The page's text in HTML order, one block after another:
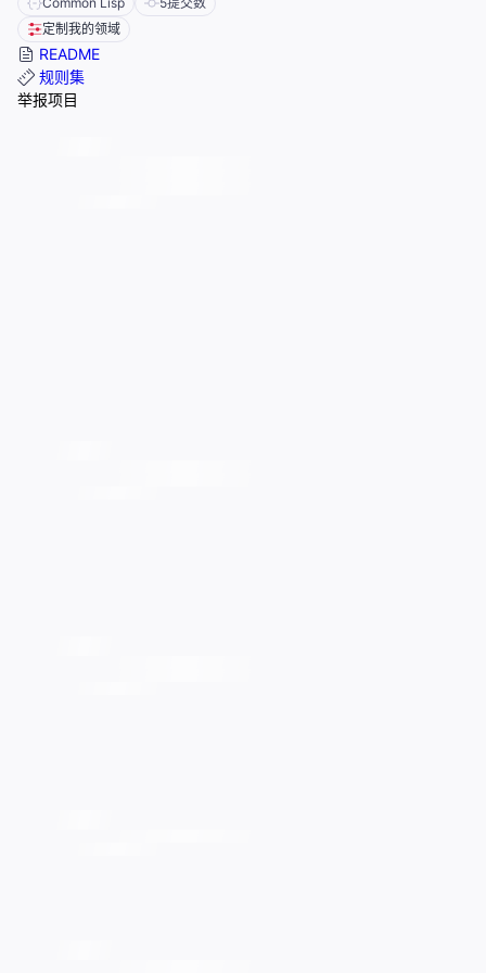
定制我的领域
README
规则集
举报项目